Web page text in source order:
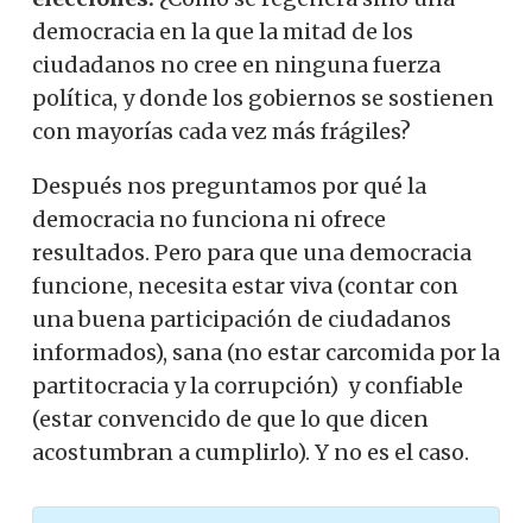
democracia en la que la mitad de los
ciudadanos no cree en ninguna fuerza
política, y donde los gobiernos se sostienen
con mayorías cada vez más frágiles?
Después nos preguntamos por qué la
democracia no funciona ni ofrece
resultados. Pero para que una democracia
funcione, necesita estar viva (contar con
una buena participación de ciudadanos
informados), sana (no estar carcomida por la
partitocracia y la corrupción) y confiable
(estar convencido de que lo que dicen
acostumbran a cumplirlo). Y no es el caso.